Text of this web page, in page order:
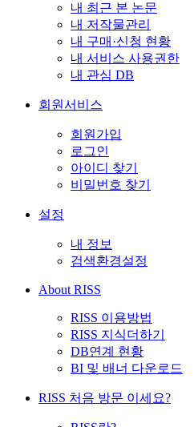
내 최근 본 논문
내 저작물관리
내 구매·신청 현황
내 서비스 사용권한
내 관심 DB
회원서비스
회원가입
로그인
아이디 찾기
비밀번호 찾기
설정
내 정보
검색환경설정
About RISS
RISS 이용방법
RISS 지식더하기
DB연계 현황
BI 및 배너 다운로드
RISS 처음 방문 이세요?